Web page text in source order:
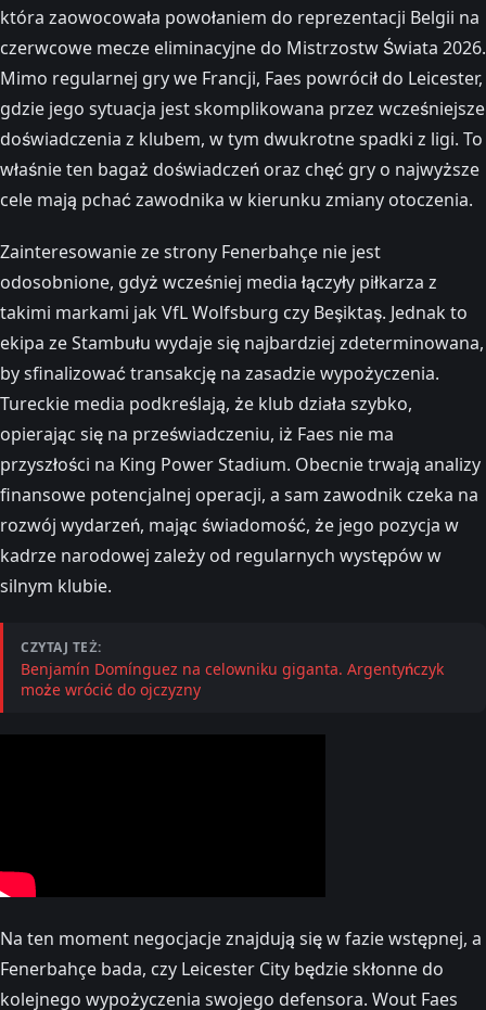
która zaowocowała powołaniem do reprezentacji Belgii na
czerwcowe mecze eliminacyjne do Mistrzostw Świata 2026.
Mimo regularnej gry we Francji, Faes powrócił do Leicester,
gdzie jego sytuacja jest skomplikowana przez wcześniejsze
doświadczenia z klubem, w tym dwukrotne spadki z ligi. To
właśnie ten bagaż doświadczeń oraz chęć gry o najwyższe
cele mają pchać zawodnika w kierunku zmiany otoczenia.
Zainteresowanie ze strony Fenerbahçe nie jest
odosobnione, gdyż wcześniej media łączyły piłkarza z
takimi markami jak VfL Wolfsburg czy Beşiktaş. Jednak to
ekipa ze Stambułu wydaje się najbardziej zdeterminowana,
by sfinalizować transakcję na zasadzie wypożyczenia.
Tureckie media podkreślają, że klub działa szybko,
opierając się na przeświadczeniu, iż Faes nie ma
przyszłości na King Power Stadium. Obecnie trwają analizy
finansowe potencjalnej operacji, a sam zawodnik czeka na
rozwój wydarzeń, mając świadomość, że jego pozycja w
kadrze narodowej zależy od regularnych występów w
silnym klubie.
CZYTAJ TEŻ:
Benjamín Domínguez na celowniku giganta. Argentyńczyk
może wrócić do ojczyzny
Na ten moment negocjacje znajdują się w fazie wstępnej, a
Fenerbahçe bada, czy Leicester City będzie skłonne do
kolejnego wypożyczenia swojego defensora. Wout Faes